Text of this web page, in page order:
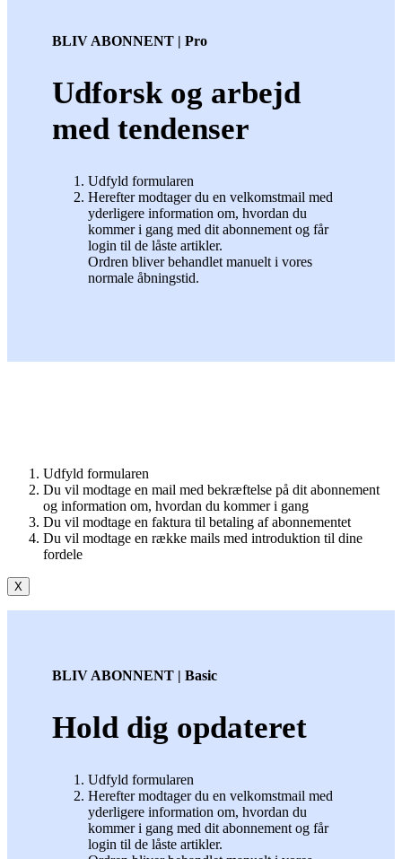
BLIV ABONNENT | Pro
Udforsk og arbejd
med tendenser
Udfyld formularen
Herefter modtager du en velkomstmail med
yderligere information om, hvordan du
kommer i gang med dit abonnement og får
login til de låste artikler.
Ordren bliver behandlet manuelt i vores
normale åbningstid.
Udfyld formularen
Du vil modtage en mail med bekræftelse på dit abonnement
og information om, hvordan du kommer i gang
Du vil modtage en faktura til betaling af abonnementet
Du vil modtage en række mails med introduktion til dine
fordele
X
BLIV ABONNENT | Basic
Hold dig opdateret
Udfyld formularen
Herefter modtager du en velkomstmail med
yderligere information om, hvordan du
kommer i gang med dit abonnement og får
login til de låste artikler.